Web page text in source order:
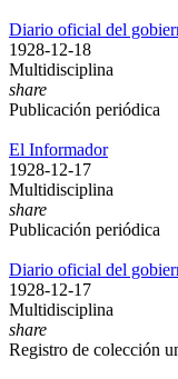
Diario oficial del
1928-12-18
Multidisciplina
share
Publicación periódica
El Informador
1928-12-17
Multidisciplina
share
Publicación periódica
Diario oficial del
1928-12-17
Multidisciplina
share
Registro de colección